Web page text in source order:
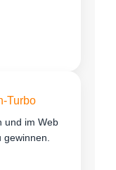
Turbo
und im Web